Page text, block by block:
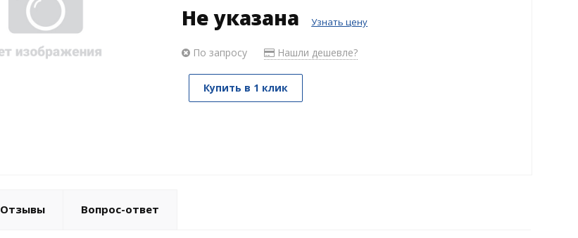
Не указана Узнать цену
По запросу Нашли дешевле?
Купить в 1 клик
Отзывы Вопрос-ответ